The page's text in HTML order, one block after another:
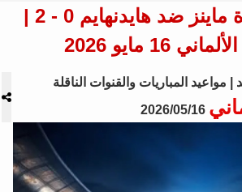
ملخص مباراة ماينز ضد هايدنهايم 0 - 2 |
16 مايو 2026
| مواعيد المباريات والقنوات الناقلة
2026/05/16